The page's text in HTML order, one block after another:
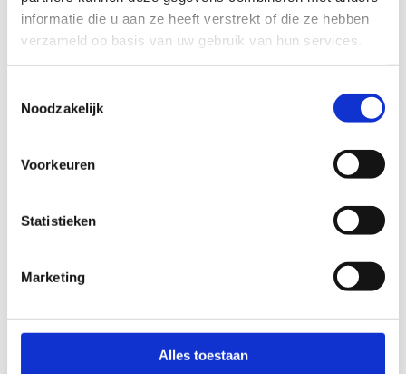
informatie die u aan ze heeft verstrekt of die ze hebben
verzameld op basis van uw gebruik van hun services.
Noodzakelijk
Voorkeuren
Statistieken
Marketing
Alles toestaan
Statistische cookies helpen eigenaren van websites
begrijpen hoe bezoekers hun website gebruiken, door
anoniem gegevens te verzamelen en te rapporteren.
Naam
Maximale
gebruikt om
statistische
2 jaar